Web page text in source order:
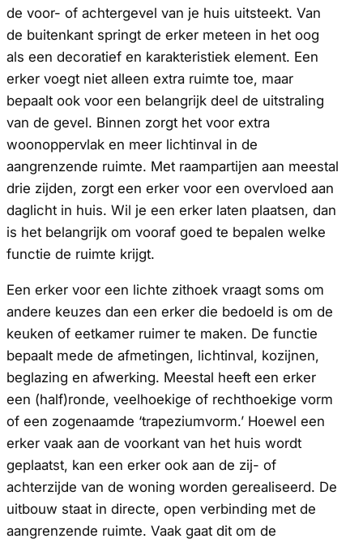
de voor- of achtergevel van je huis uitsteekt. Van
de buitenkant springt de erker meteen in het oog
als een decoratief en karakteristiek element. Een
erker voegt niet alleen extra ruimte toe, maar
bepaalt ook voor een belangrijk deel de uitstraling
van de gevel. Binnen zorgt het voor extra
woonoppervlak en meer lichtinval in de
aangrenzende ruimte. Met raampartijen aan meestal
drie zijden, zorgt een erker voor een overvloed aan
daglicht in huis. Wil je een erker laten plaatsen, dan
is het belangrijk om vooraf goed te bepalen welke
functie de ruimte krijgt.
Een erker voor een lichte zithoek vraagt soms om
andere keuzes dan een erker die bedoeld is om de
keuken of eetkamer ruimer te maken. De functie
bepaalt mede de afmetingen, lichtinval, kozijnen,
beglazing en afwerking. Meestal heeft een erker
een (half)ronde, veelhoekige of rechthoekige vorm
of een zogenaamde ‘trapeziumvorm.’ Hoewel een
erker vaak aan de voorkant van het huis wordt
geplaatst, kan een erker ook aan de zij- of
achterzijde van de woning worden gerealiseerd. De
uitbouw staat in directe, open verbinding met de
aangrenzende ruimte. Vaak gaat dit om de